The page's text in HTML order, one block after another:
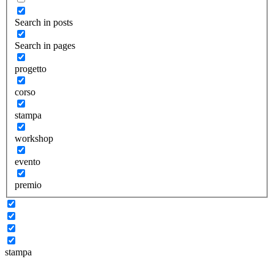
Search in posts
Search in pages
progetto
corso
stampa
workshop
evento
premio
stampa